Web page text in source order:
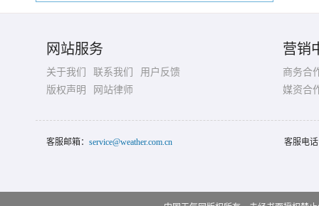
网站服务
关于我们 联系我们
用户反馈
版权声明
网站律师
营销
商务合
媒资合
客服邮箱： service@weather.com.cn 客服电